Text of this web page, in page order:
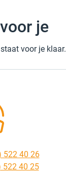
je
voor je klaar.
522 40 26
522 40 25